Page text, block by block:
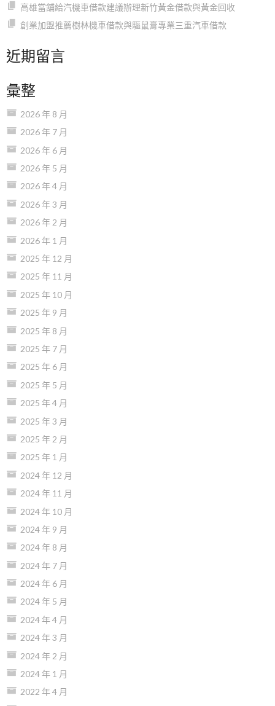
高雄當舖給汽機車借款建議辦理新竹黃金借款與黃金回收
創業加盟推薦樹林機車借款與驅鼠膏專業三重汽車借款
近期留言
彙整
2026 年 8 月
2026 年 7 月
2026 年 6 月
2026 年 5 月
2026 年 4 月
2026 年 3 月
2026 年 2 月
2026 年 1 月
2025 年 12 月
2025 年 11 月
2025 年 10 月
2025 年 9 月
2025 年 8 月
2025 年 7 月
2025 年 6 月
2025 年 5 月
2025 年 4 月
2025 年 3 月
2025 年 2 月
2025 年 1 月
2024 年 12 月
2024 年 11 月
2024 年 10 月
2024 年 9 月
2024 年 8 月
2024 年 7 月
2024 年 6 月
2024 年 5 月
2024 年 4 月
2024 年 3 月
2024 年 2 月
2024 年 1 月
2022 年 4 月